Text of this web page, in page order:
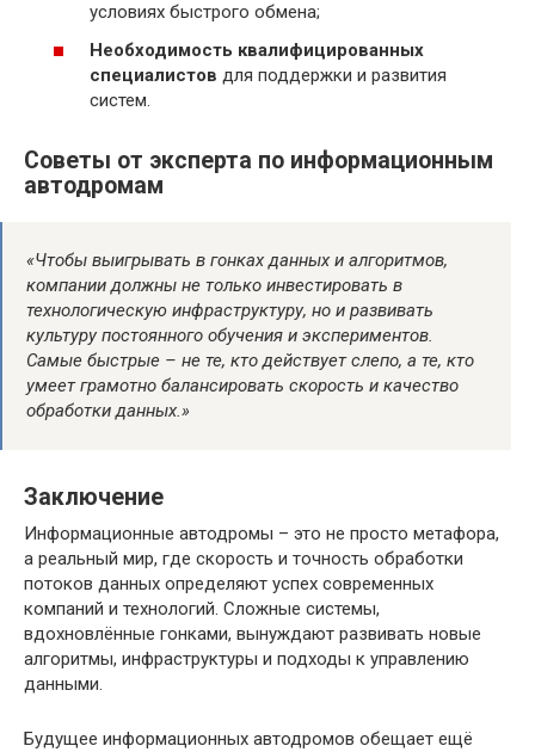
условиях быстрого обмена;
Необходимость квалифицированных
специалистов для поддержки и развития
систем.
Советы от эксперта по информационным
автодромам
«Чтобы выигрывать в гонках данных и алгоритмов,
компании должны не только инвестировать в
технологическую инфраструктуру, но и развивать
культуру постоянного обучения и экспериментов.
Самые быстрые – не те, кто действует слепо, а те, кто
умеет грамотно балансировать скорость и качество
обработки данных.»
Заключение
Информационные автодромы – это не просто метафора,
а реальный мир, где скорость и точность обработки
потоков данных определяют успех современных
компаний и технологий. Сложные системы,
вдохновлённые гонками, вынуждают развивать новые
алгоритмы, инфраструктуры и подходы к управлению
данными.
Будущее информационных автодромов обещает ещё